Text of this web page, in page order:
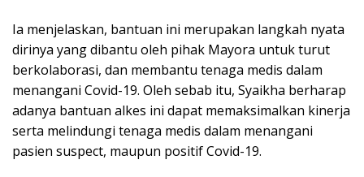
Ia menjelaskan, bantuan ini merupakan langkah nyata
dirinya yang dibantu oleh pihak Mayora untuk turut
berkolaborasi, dan membantu tenaga medis dalam
menangani Covid-19. Oleh sebab itu, Syaikha berharap
adanya bantuan alkes ini dapat memaksimalkan kinerja
serta melindungi tenaga medis dalam menangani
pasien suspect, maupun positif Covid-19.